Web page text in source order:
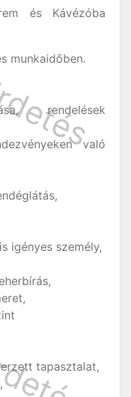
és Kávézóba
munkaidőben.
rendelések
való
igényes személy,
tapasztalat,